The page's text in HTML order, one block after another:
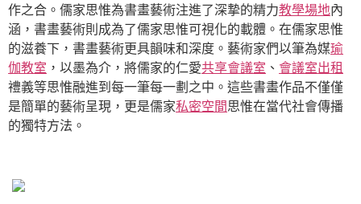
作之合。儒家思惟為書畫藝術注進了深摯的精力教學場地內
涵，書畫藝術則成為了儒家思惟可視化的載體。在儒家思惟
的滋養下，書畫藝術更具韻味和深度。藝術家們以筆為媒瑜
伽教室 ，以墨為介，將儒家的仁愛共享會議室 、 會議室出租
禮義等思惟融進到每一筆每一劃之中。這些書畫作品不僅僅
是簡單的藝術呈現，更是儒家私密空間思惟在當代社會傳播
的獨特方法。